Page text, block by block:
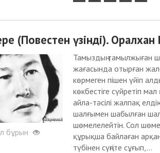
(Повестен үзінді). Оралхан
бұрын
Тамыздың тамылжыған
жағасында отырған
көрмеген пішен үйіп
көкбестіге сүйретіп
айла-тәсілі жалпақ
шалғымен шабылған
шөмелелейтін. Сол
құрықша байлаған
түбінен сүңгіте сұғып,...